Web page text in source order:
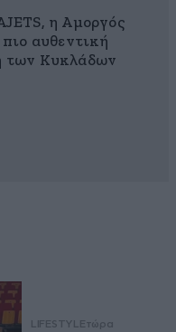
η Αμοργός
πιο αυθεντική
των Κυκλάδων
LIFESTYLEτώρα